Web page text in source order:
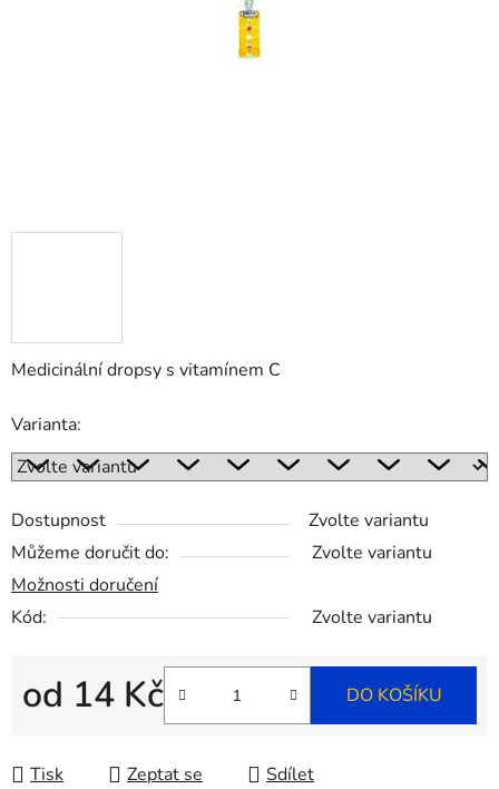
Medicinální dropsy s vitamínem C
Varianta:
Dostupnost
Zvolte variantu
Můžeme doručit do:
Zvolte variantu
Možnosti doručení
Kód:
Zvolte variantu
od 14 Kč DO KOŠÍKU
Tisk Zeptat se Sdílet